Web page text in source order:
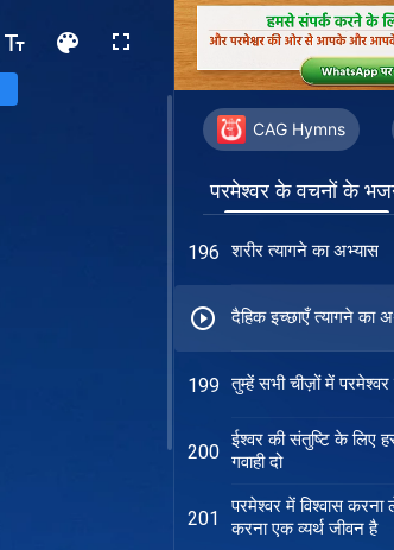
CAG Hymns
परमेश्वर के वचनों के
193 असल कीमत चाहिये
194
सत्य का अभ्यास करने वाले
सकते हैं
195 देह-सुख को त्यागना सत्य
196 शरीर त्यागने का अभ्यास
दैहिक इच्छाएँ त्यागने का
199 तुम्हें सभी चीज़ों में परमेश्वर
200
ईश्वर की संतुष्टि के लिए
गवाही दो
201
परमेश्वर में विश्वास
करना एक व्यर्थ जीवन है